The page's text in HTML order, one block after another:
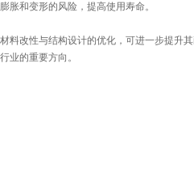
胀和变形的风险，提高使用寿命。
料改性与结构设计的优化，可进一步提升
业的重要方向。